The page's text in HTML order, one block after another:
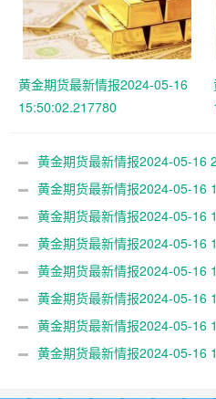
黄金期货最新情报2024-05-16
15:50:02.217780
黄金期货最新情报2024-05-16
黄金期货最新情报2024-05-16
黄金期货最新情报2024-05-16
黄金期货最新情报2024-05-16
黄金期货最新情报2024-05-16
黄金期货最新情报2024-05-16
黄金期货最新情报2024-05-16
黄金期货最新情报2024-05-16